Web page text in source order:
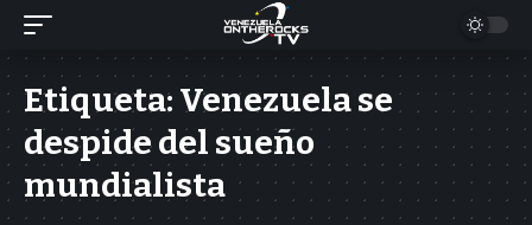
Etiqueta: Venezuela se
despide del sueño
mundialista